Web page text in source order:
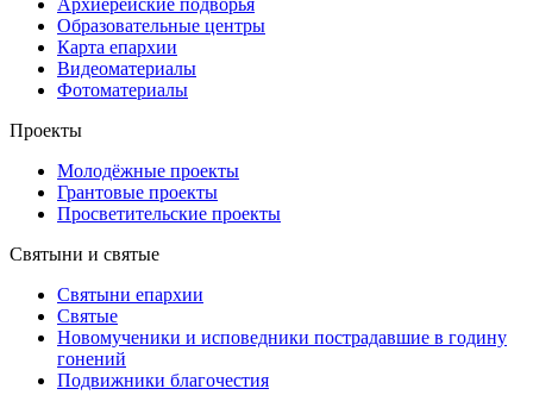
Образовательные центры
Карта епархии
Видеоматериалы
Фотоматериалы
Проекты
Молодёжные проекты
Грантовые проекты
Просветительские проекты
Святыни и святые
Святыни епархии
Святые
Новомученики и исповедники пострадавшие в годину
гонений
Подвижники благочестия